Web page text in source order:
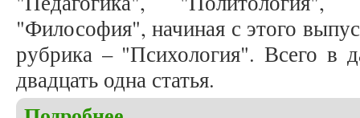
"Философия", начиная с этого
рубрика – "Психология". Всего в
двадцать одна статья.